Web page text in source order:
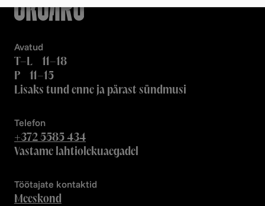
Avatud
T–L 11–18
P 11–15
Lisaks tund enne ja pärast sündmusi
Telefon
+372 5585 434
Vastame lahtiolekuaegadel
Töötajate kontaktid
Meeskond